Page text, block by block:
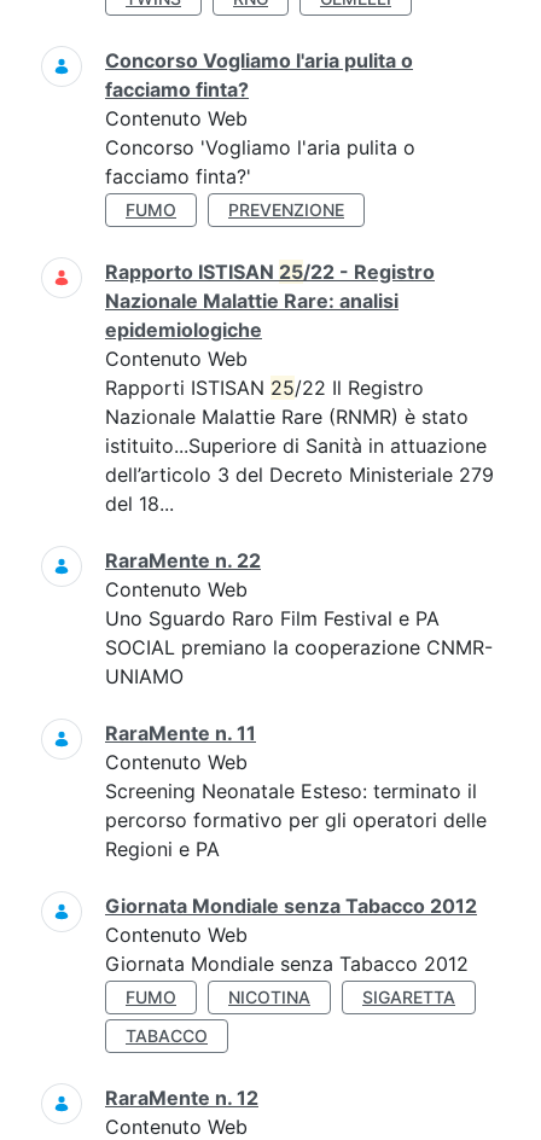
Concorso Vogliamo l'aria pulita o
facciamo finta?
Contenuto Web
Concorso 'Vogliamo l'aria pulita o
facciamo finta?'
FUMO PREVENZIONE
Rapporto ISTISAN 25/22 - Registro
Nazionale Malattie Rare: analisi
epidemiologiche
Contenuto Web
Rapporti ISTISAN 25/22 Il Registro
Nazionale Malattie Rare (RNMR) è stato
istituito...Superiore di Sanità in attuazione
dell’articolo 3 del Decreto Ministeriale 279
del 18...
RaraMente n. 22
Contenuto Web
Uno Sguardo Raro Film Festival e PA
SOCIAL premiano la cooperazione CNMR-
UNIAMO
RaraMente n. 11
Contenuto Web
Screening Neonatale Esteso: terminato il
percorso formativo per gli operatori delle
Regioni e PA
Giornata Mondiale senza Tabacco 2012
Contenuto Web
Giornata Mondiale senza Tabacco 2012
FUMO NICOTINA
SIGARETTA
TABACCO
RaraMente n. 12
Contenuto Web